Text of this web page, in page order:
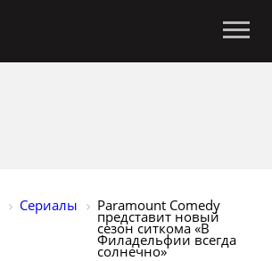
Сериалы Paramount Comedy
представит новый
сезон ситкома «В
Филадельфии всегда
солнечно»